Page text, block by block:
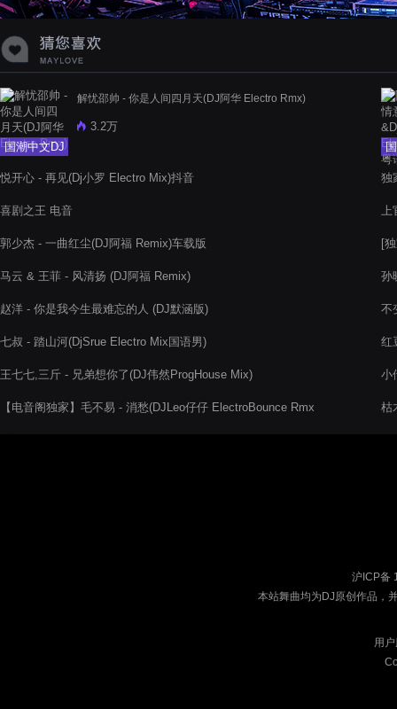
国潮中文DJ
解忧邵帅 - 你是人间四月天(DJ阿华 Electro Rmx)
3.2万
悦开心 - 再见(Dj小罗 Electro Mix)抖音
喜剧之王 电音
郭少杰 - 一曲红尘(DJ阿福 Remix)车载版
马云 & 王菲 - 风清扬 (DJ阿福 Remix)
赵洋 - 你是我今生最难忘的人 (DJ默涵版)
七叔 - 踏山河(DjSrue Electro Mix国语男)
王七七,三斤 - 兄弟想你了(DJ伟然ProgHouse Mix)
【电音阁独家】毛不易 - 消愁(DJLeo仔仔 ElectroBounce Rmx
独
上
[
孙
不
红
小
枯
沪ICP备
本站舞曲均为DJ原创作品，
用